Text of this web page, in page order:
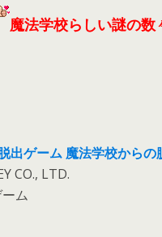
魔法学校らしい謎の数
出ゲーム 魔法学校からの
CO., LTD.
ム